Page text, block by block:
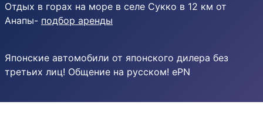
Отдых в горах на море в селе Сукко в 12 км от
Анапы- подбор аренды
Японские автомобили от японского дилера без
третьих лиц! Общение на русском! ePN